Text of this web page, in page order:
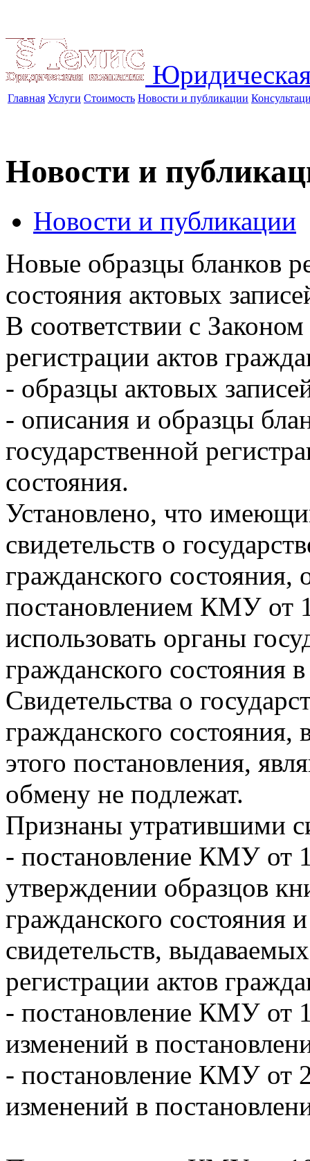
Главная Услуги Стоимость Новости и публикации
Новости и
Новости и публикации
Новые образцы бланков
состояния актовых
В соответствии с
регистрации актов
- образцы актовых
- описания и образцы
государственной
состояния.
Установлено, что
свидетельств о
гражданского
постановлением КМУ от
использовать органы
гражданского состояния
Свидетельства о
гражданского
этого постановления,
обмену не подлежат.
Признаны утратившими
- постановление КМУ от
утверждении образцов
гражданского состояния
свидетельств,
регистрации актов
- постановление КМУ от
изменений в
- постановление КМУ от
изменений в